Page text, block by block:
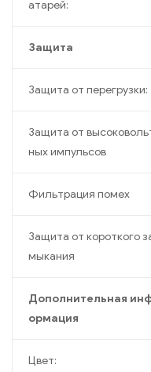
атарей:
Защита
Защита от перегрузки:
Защита от
ных импульсов
Фильтрация помех
Защита от короткого
мыкания
Дополнительная
ормация
Цвет: